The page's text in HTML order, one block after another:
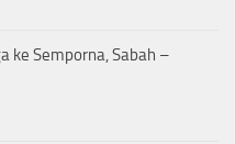
ke Semporna, Sabah –